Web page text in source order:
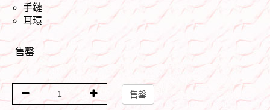
手鏈
耳環
售罄
售罄